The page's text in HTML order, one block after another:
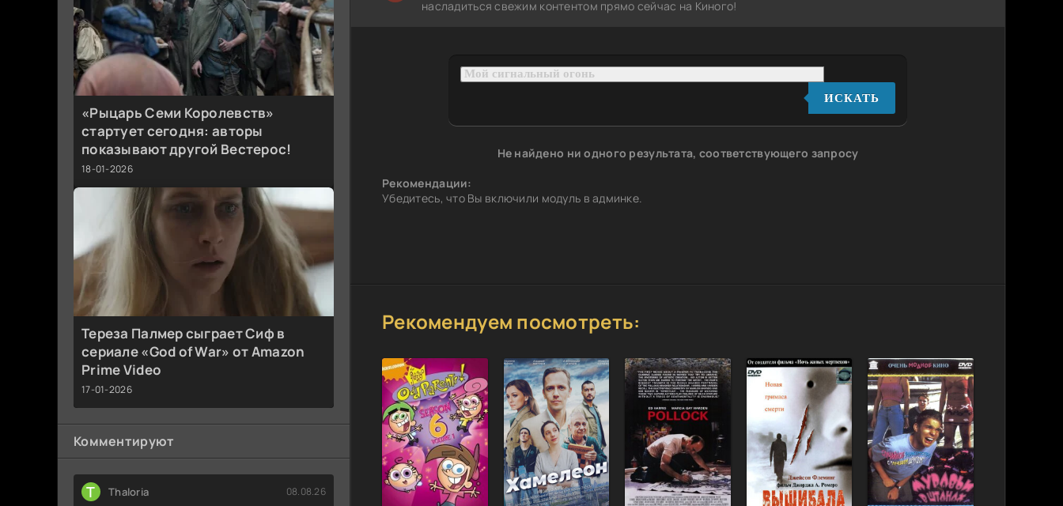
«Рыцарь Семи Королевств»
стартует сегодня: авторы
показывают другой Вестерос!
18-01-2026
Тереза Палмер сыграет Сиф в
сериале «God of War» от Amazon
Prime Video
17-01-2026
Комментируют
T Thaloria 08.08.26
насладиться свежим контентом прямо сейчас на Киного!
ИСКАТЬ
Не найдено ни одного результата, соответствующего запросу
Рекомендации:
Убедитесь, что Вы включили модуль в админке.
Рекомендуем посмотреть: